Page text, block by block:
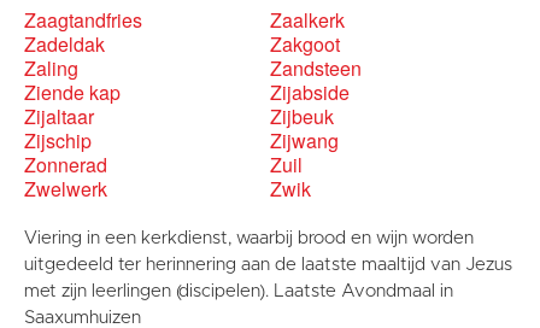
Zaagtandfries
Zaalkerk
Zadeldak
Zakgoot
Zaling
Zandsteen
Ziende kap
Zijabside
Zijaltaar
Zijbeuk
Zijschip
Zijwang
Zonnerad
Zuil
Zwelwerk
Zwik
Viering in een kerkdienst, waarbij brood en wijn worden
uitgedeeld ter herinnering aan de laatste maaltijd van Jezus
met zijn leerlingen (discipelen). Laatste Avondmaal in
Saaxumhuizen